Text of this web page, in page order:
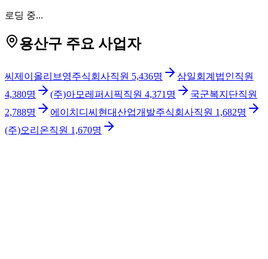
로딩 중...
용산구 주요 사업자
씨제이올리브영주식회사직원 5,436명 삼일회계법인직원
4,380명 (주)아모레퍼시픽직원 4,371 명 국군복지단직원
2,788명 에이치디씨현대산업개발주식회사직원 1,682명
(주)오리온직원 1,670명